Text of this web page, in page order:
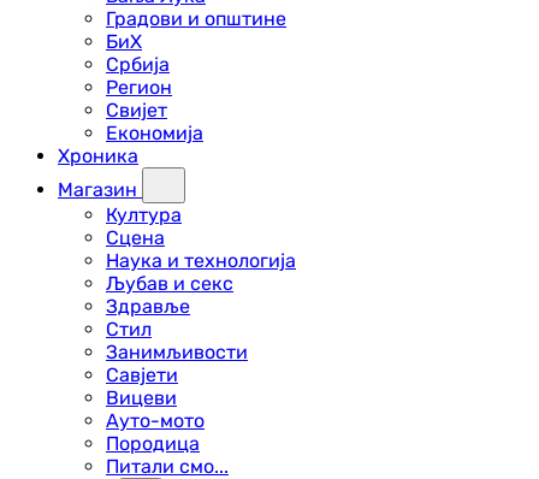
Градови и општине
БиХ
Србија
Регион
Свијет
Економија
Хроника
Магазин
Култура
Сцена
Наука и технологија
Љубав и секс
Здравље
Стил
Занимљивости
Савјети
Вицеви
Ауто-мото
Породица
Питали смо...